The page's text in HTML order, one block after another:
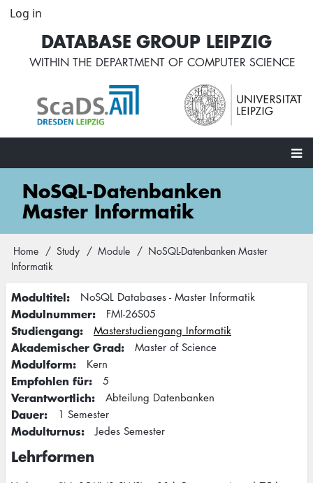
Skip
content
User
account
menu
Log in
DATABASE GROUP LEIPZIG
WITHIN THE DEPARTMENT OF COMPUTER SCIENCE
Main
navigation
NoSQL-Datenbanken
Master Informatik
Breadcrumb
Home Study Module
NoSQL-Datenbanken Master
Informatik
Modultitel NoSQL Databases - Master Informatik
Modulnummer FMI-26S05
Studiengang Masterstudiengang Informatik
Akademischer Grad Master of Science
Modulform Kern
Empfohlen für 5
Verantwortlich Abteilung Datenbanken
Dauer 1 Semester
Modulturnus Jedes Semester
Lehrformen